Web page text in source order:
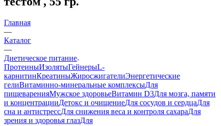
Главная
—
Каталог
—
Диетическое питание
ПротеиныИзолятыГейнерыL-
карнитинКреатиныЖиросжигателиЭнергетические
гелиВитаминно-минеральные комплексыДля
пищеваренияМужское здоровьеВитамин D3Для мозга, памяти
и концентрацииДетокс и очищениеДля сосудов и сердцаДля
сна и антистрессДля снижения веса и контроля сахараДля
зрения и здоровья глазДля